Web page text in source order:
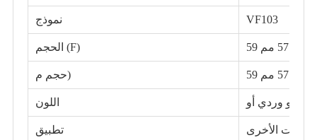
نموذج VF103
الحجم (F) 59 مم × 57 مم
حجم م) 59 مم × 57 مم
اللون
تطبيق الأخرى